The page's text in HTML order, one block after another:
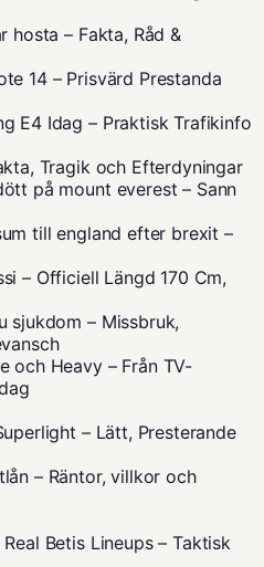
hosta – Fakta, Råd &
14 – Prisvärd Prestanda
E4 Idag – Praktisk Trafikinfo
Tragik och Efterdyningar
på mount everest – Sann
till england efter brexit –
– Officiell Längd 170 Cm,
sjukdom – Missbruk,
och Heavy – Från TV-
– Lätt, Presterande
– Räntor, villkor och
Betis Lineups – Taktisk